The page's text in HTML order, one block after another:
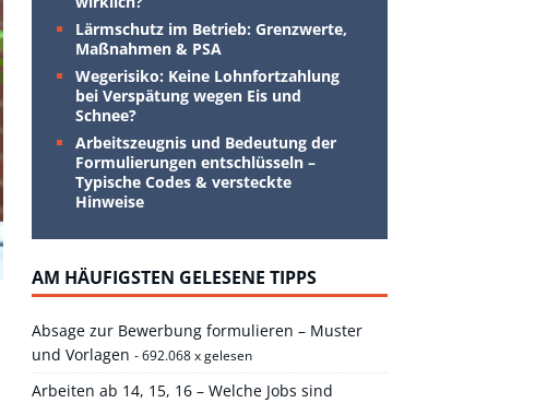
Lärmschutz im Betrieb: Grenzwerte,
Maßnahmen & PSA
Wegerisiko: Keine Lohnfortzahlung
bei Verspätung wegen Eis und
Schnee?
Arbeitszeugnis und Bedeutung der
Formulierungen entschlüsseln –
Typische Codes & versteckte
Hinweise
AM HÄUFIGSTEN GELESENE TIPPS
Absage zur Bewerbung formulieren – Muster
und Vorlagen - 692.068 x gelesen
Arbeiten ab 14, 15, 16 – Welche Jobs sind